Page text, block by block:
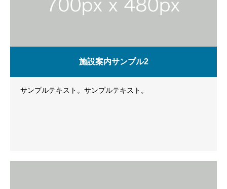
施設案内サンプル2
サンプルテキスト。サンプルテキスト。